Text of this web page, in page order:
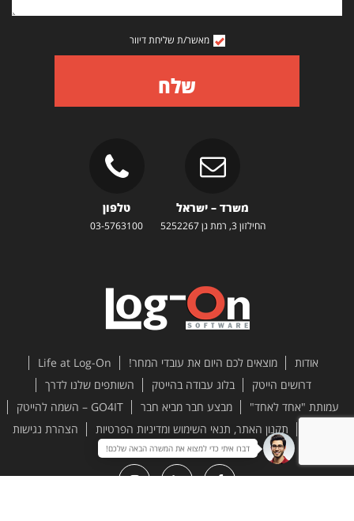
מאשר/ת שליחת דיוור
שלח
משרד – ישראל
החילזון 3, רמת גן 5252267
טלפון
03-5763100
אודות מוצאים לכם היום את עובדי המחר!
Life at Log-On
דרושים הייטק
בלוג עבודה בהייטק
השותפים שלנו לדרך
עמותת "אחד לאחד"
מבצע חבר מביא חבר
GO4IT – השמה להייטק
תקנון האתר, תנאי השימוש ומדיניות הפרטיות הצהרת נגישות
דברו איתי כדי למצוא את המשרה הבאה שלכם!